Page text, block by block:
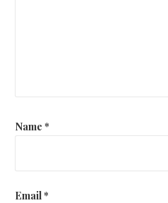
Name *
Email*